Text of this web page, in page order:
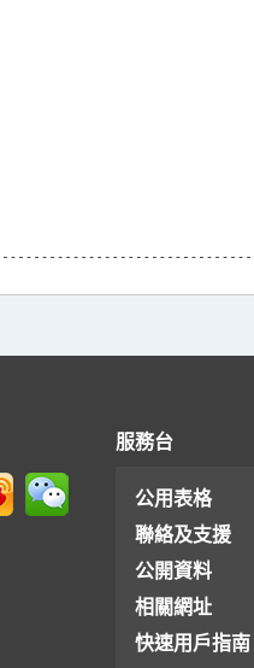
服務台
公用表格
聯絡及支援
公開資料
相關網址
快速用戶指南